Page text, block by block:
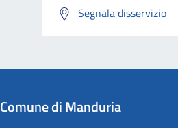
Segnala disservizio
Comune di Manduria